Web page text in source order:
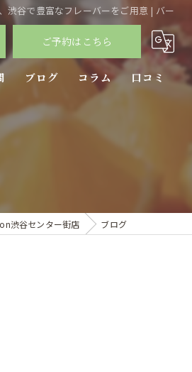
渋谷で豊富なフレーバーをご用意 | バー
ご予約はこちら
ブログ コラム 口コミ
渋谷センター街店 ブログ